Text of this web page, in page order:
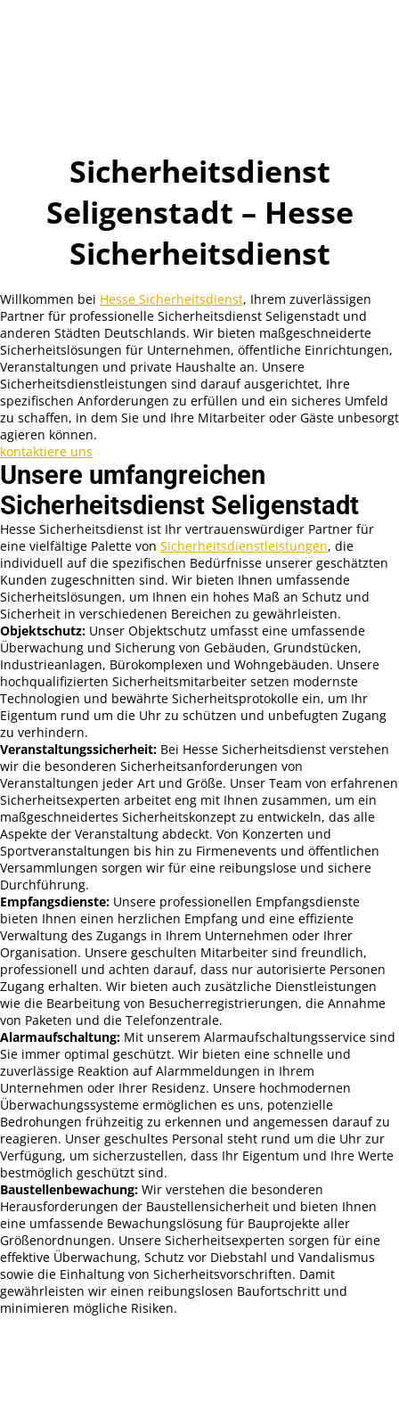
Sicherheitsdienst
Seligenstadt – Hesse
Sicherheitsdienst
Willkommen bei Hesse Sicherheitsdienst, Ihrem zuverlässigen
Partner für professionelle Sicherheitsdienst Seligenstadt und
anderen Städten Deutschlands. Wir bieten maßgeschneiderte
Sicherheitslösungen für Unternehmen, öffentliche Einrichtungen,
Veranstaltungen und private Haushalte an. Unsere
Sicherheitsdienstleistungen sind darauf ausgerichtet, Ihre
spezifischen Anforderungen zu erfüllen und ein sicheres Umfeld
zu schaffen, in dem Sie und Ihre Mitarbeiter oder Gäste unbesorgt
agieren können.
kontaktiere uns
Unsere umfangreichen
Sicherheitsdienst Seligenstadt
Hesse Sicherheitsdienst ist Ihr vertrauenswürdiger Partner für
eine vielfältige Palette von Sicherheitsdienstleistungen, die
individuell auf die spezifischen Bedürfnisse unserer geschätzten
Kunden zugeschnitten sind. Wir bieten Ihnen umfassende
Sicherheitslösungen, um Ihnen ein hohes Maß an Schutz und
Sicherheit in verschiedenen Bereichen zu gewährleisten.
Objektschutz: Unser Objektschutz umfasst eine umfassende
Überwachung und Sicherung von Gebäuden, Grundstücken,
Industrieanlagen, Bürokomplexen und Wohngebäuden. Unsere
hochqualifizierten Sicherheitsmitarbeiter setzen modernste
Technologien und bewährte Sicherheitsprotokolle ein, um Ihr
Eigentum rund um die Uhr zu schützen und unbefugten Zugang
zu verhindern.
Veranstaltungssicherheit: Bei Hesse Sicherheitsdienst verstehen
wir die besonderen Sicherheitsanforderungen von
Veranstaltungen jeder Art und Größe. Unser Team von erfahrenen
Sicherheitsexperten arbeitet eng mit Ihnen zusammen, um ein
maßgeschneidertes Sicherheitskonzept zu entwickeln, das alle
Aspekte der Veranstaltung abdeckt. Von Konzerten und
Sportveranstaltungen bis hin zu Firmenevents und öffentlichen
Versammlungen sorgen wir für eine reibungslose und sichere
Durchführung.
Empfangsdienste: Unsere professionellen Empfangsdienste
bieten Ihnen einen herzlichen Empfang und eine effiziente
Verwaltung des Zugangs in Ihrem Unternehmen oder Ihrer
Organisation. Unsere geschulten Mitarbeiter sind freundlich,
professionell und achten darauf, dass nur autorisierte Personen
Zugang erhalten. Wir bieten auch zusätzliche Dienstleistungen
wie die Bearbeitung von Besucherregistrierungen, die Annahme
von Paketen und die Telefonzentrale.
Alarmaufschaltung: Mit unserem Alarmaufschaltungsservice sind
Sie immer optimal geschützt. Wir bieten eine schnelle und
zuverlässige Reaktion auf Alarmmeldungen in Ihrem
Unternehmen oder Ihrer Residenz. Unsere hochmodernen
Überwachungssysteme ermöglichen es uns, potenzielle
Bedrohungen frühzeitig zu erkennen und angemessen darauf zu
reagieren. Unser geschultes Personal steht rund um die Uhr zur
Verfügung, um sicherzustellen, dass Ihr Eigentum und Ihre Werte
bestmöglich geschützt sind.
Baustellenbewachung: Wir verstehen die besonderen
Herausforderungen der Baustellensicherheit und bieten Ihnen
eine umfassende Bewachungslösung für Bauprojekte aller
Größenordnungen. Unsere Sicherheitsexperten sorgen für eine
effektive Überwachung, Schutz vor Diebstahl und Vandalismus
sowie die Einhaltung von Sicherheitsvorschriften. Damit
gewährleisten wir einen reibungslosen Baufortschritt und
minimieren mögliche Risiken.